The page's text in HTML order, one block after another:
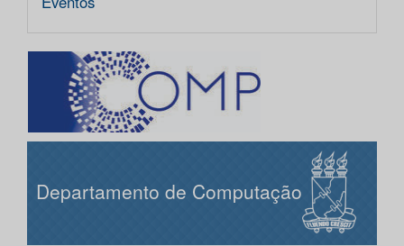
Departamento de Computação